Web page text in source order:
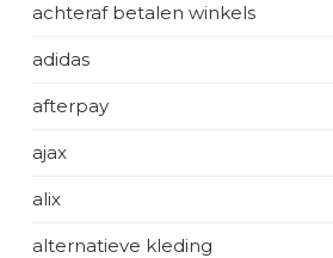
achteraf betalen winkels
adidas
afterpay
ajax
alix
alternatieve kleding